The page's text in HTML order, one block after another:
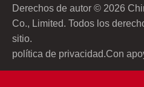
Derechos de autor © 2026
Co., Limited. Todos los
sitio.
política de privacidad.Con